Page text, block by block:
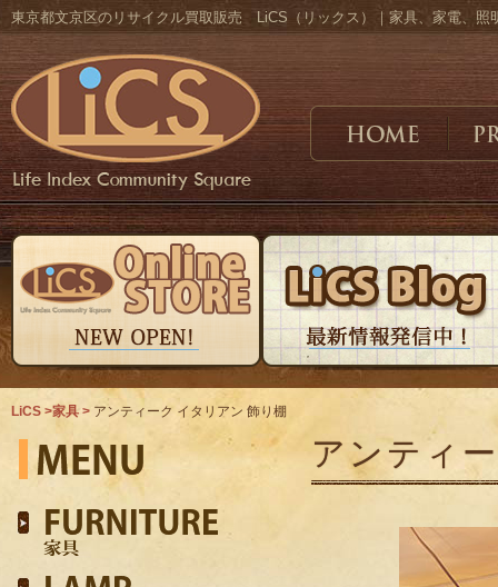
東京都文京区のリサイクル買取販売 LiCS（リックス）｜家具、家電、照
LiCS >家具 > アンティーク イタリアン 飾り棚
アンティ